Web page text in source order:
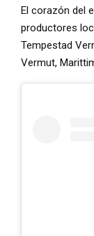
El corazón del
productores
Tempestad
Vermut,